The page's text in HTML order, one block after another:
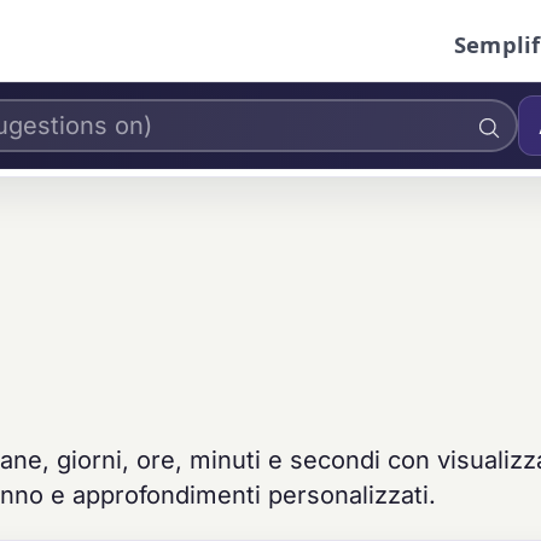
giorni, ore, minuti e secondi con
e approfondimenti personalizzati.